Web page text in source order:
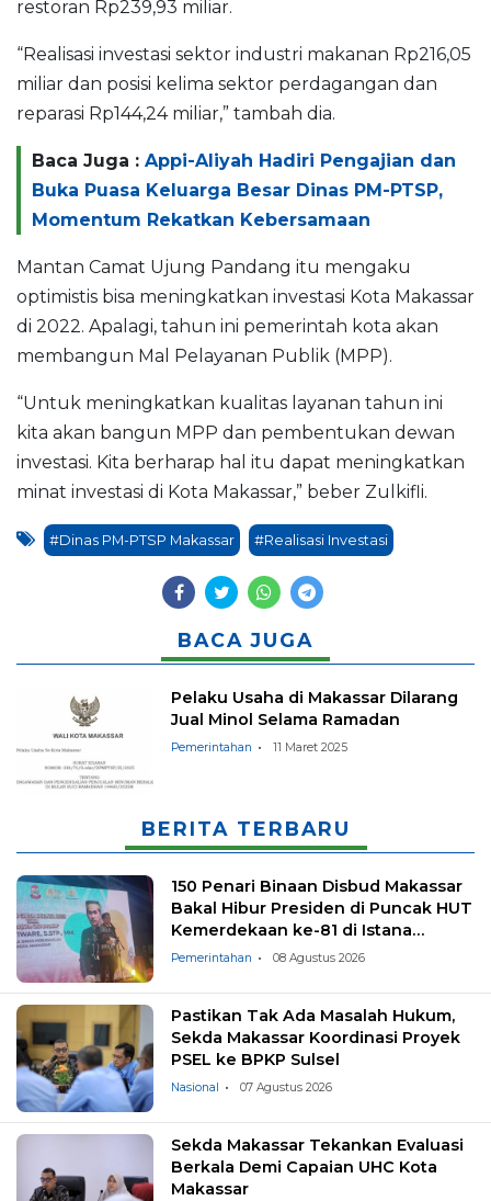
restoran Rp239,93 miliar.
“Realisasi investasi sektor industri makanan Rp216,05
miliar dan posisi kelima sektor perdagangan dan
reparasi Rp144,24 miliar,” tambah dia.
Baca Juga : Appi-Aliyah Hadiri Pengajian dan
Buka Puasa Keluarga Besar Dinas PM-PTSP,
Momentum Rekatkan Kebersamaan
Mantan Camat Ujung Pandang itu mengaku
optimistis bisa meningkatkan investasi Kota Makassar
di 2022. Apalagi, tahun ini pemerintah kota akan
membangun Mal Pelayanan Publik (MPP).
“Untuk meningkatkan kualitas layanan tahun ini
kita akan bangun MPP dan pembentukan dewan
investasi. Kita berharap hal itu dapat meningkatkan
minat investasi di Kota Makassar,” beber Zulkifli.
#Dinas PM-PTSP Makassar #Realisasi Investasi
BACA JUGA
Pelaku Usaha di Makassar Dilarang
Jual Minol Selama Ramadan
Pemerintahan 11 Maret 2025
BERITA TERBARU
150 Penari Binaan Disbud Makassar
Bakal Hibur Presiden di Puncak HUT
Kemerdekaan ke-81 di Istana
Negara
Pemerintahan 08 Agustus 2026
Pastikan Tak Ada Masalah Hukum,
Sekda Makassar Koordinasi Proyek
PSEL ke BPKP Sulsel
Nasional 07 Agustus 2026
Sekda Makassar Tekankan Evaluasi
Berkala Demi Capaian UHC Kota
Makassar